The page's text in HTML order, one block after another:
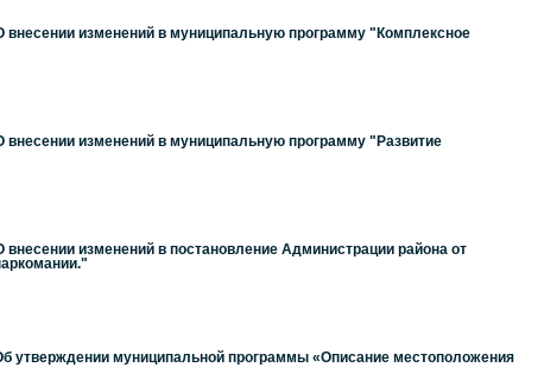
внесении изменений в муниципальную программу "Комплексное
изменений в муниципальную программу "Развитие
изменений в постановление Администрации района от
утверждении муниципальной программы «Описание местоположения